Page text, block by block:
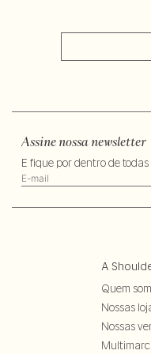
Assine nossa newsletter
E fique por dentro de
A
Quem
Nossas
Nossas